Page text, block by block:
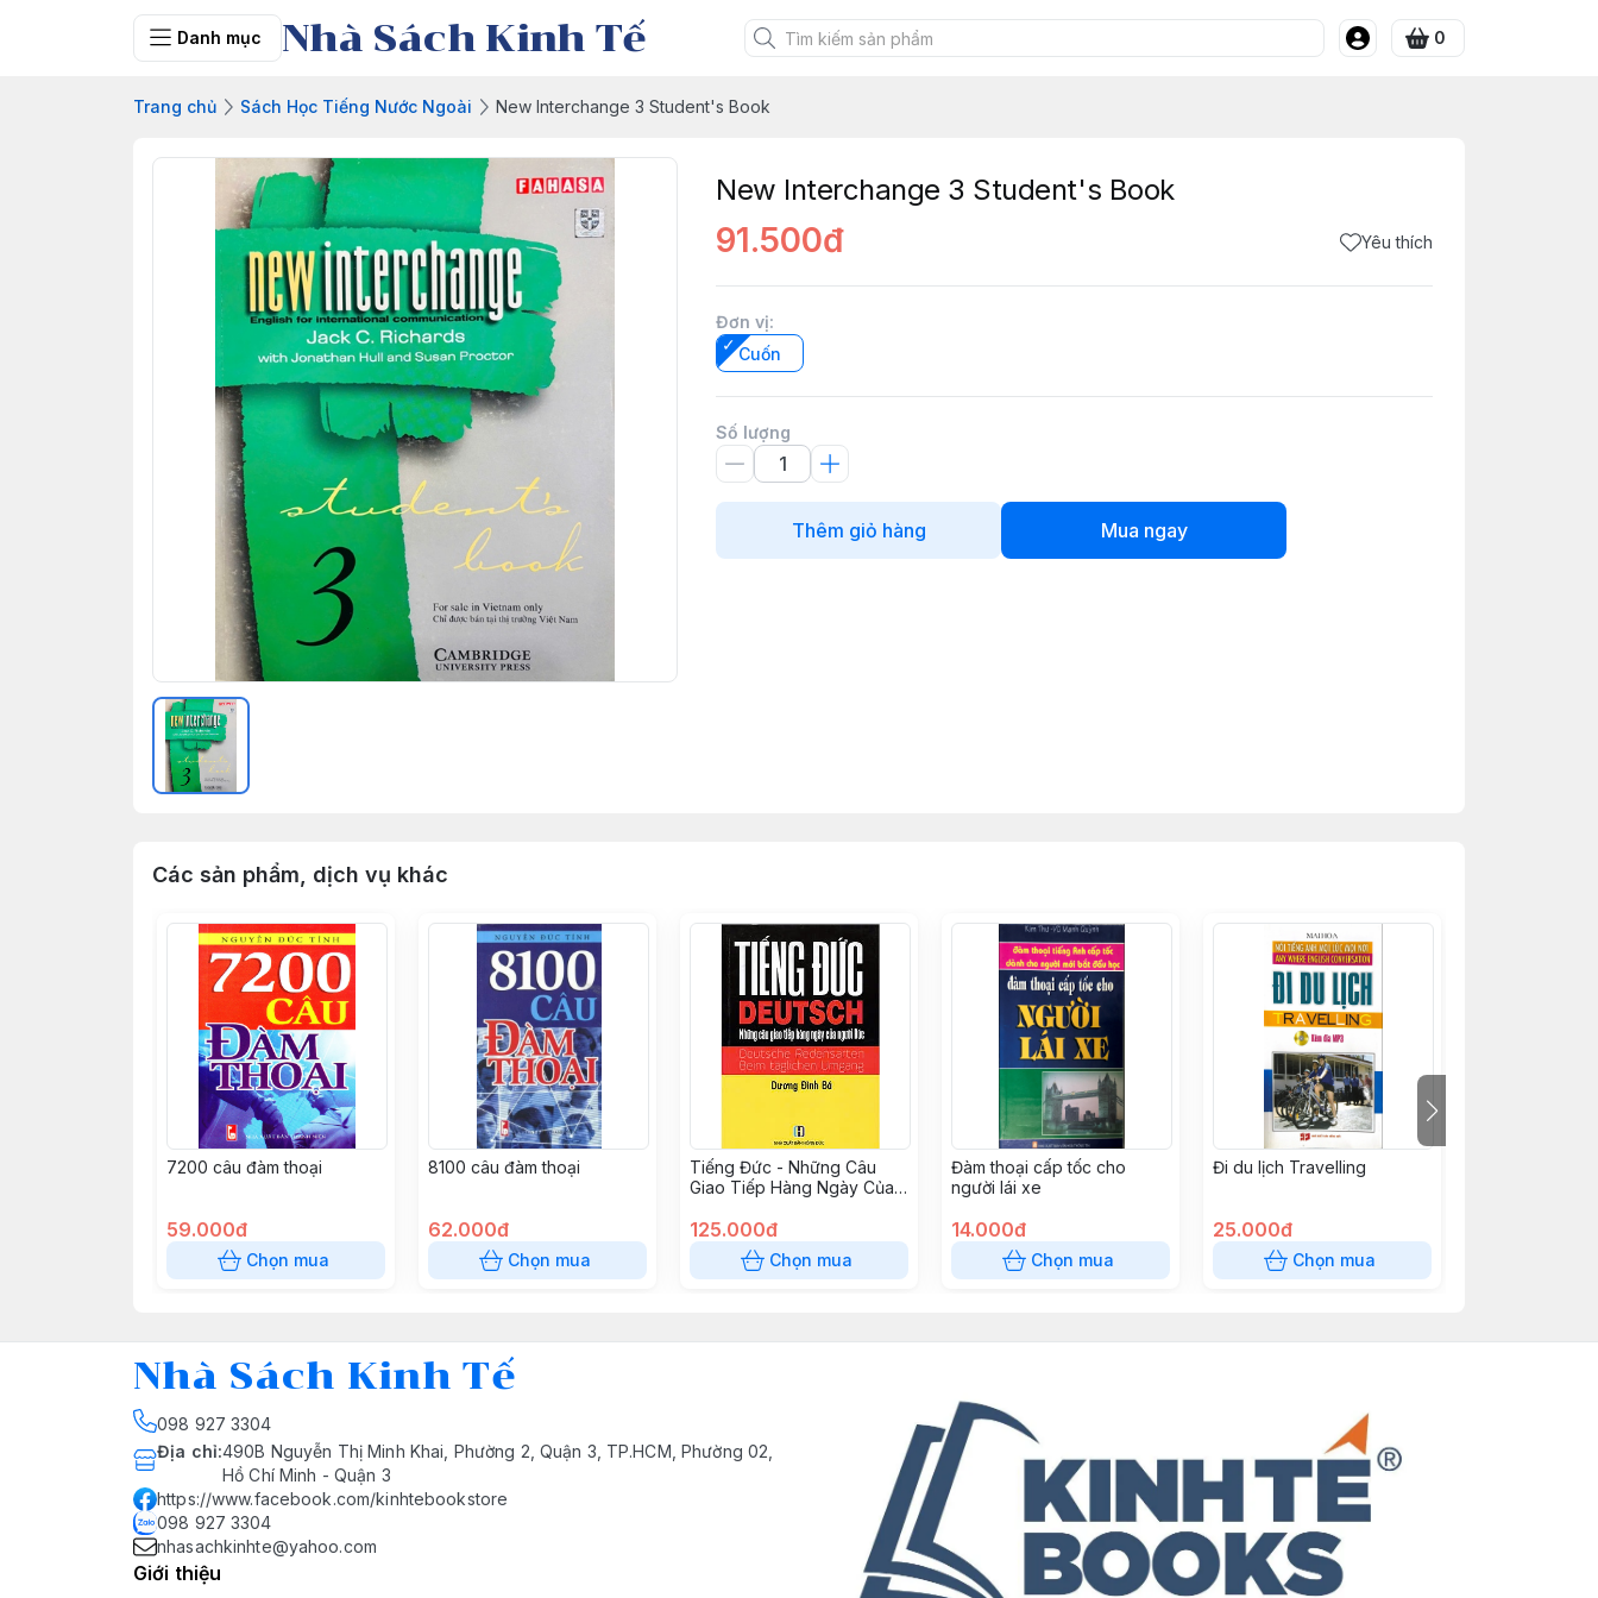
Danh mục Nhà Sách Kinh Tế 0
Trang chủ Sách Học Tiếng Nước Ngoài New Interchange 3 Student's Book
New Interchange 3 Student's Book
91.500đ Yêu thích
Đơn vị:
Cuốn
Số lượng
Thêm giỏ hàng Mua ngay
Các sản phẩm, dịch vụ khác
7200 câu đàm thoại
59.000đ
Chọn mua
8100 câu đàm thoại
62.000đ
Chọn mua
Tiếng Đức - Những Câu
Giao Tiếp Hàng Ngày Của
125.000đ
Chọn mua
Đàm thoại cấp tốc cho
người lái xe
14.000đ
Chọn mua
Đi du lịch Travelling
25.000đ
Chọn mua
Nhà Sách Kinh Tế
098 927 3304
Địa chỉ:490B Nguyễn Thị Minh Khai, Phường 2, Quận 3, TP.HCM, Phường 02,
Hồ Chí Minh - Quận 3
https://www.facebook.com/kinhtebookstore
098 927 3304
nhasachkinhte@yahoo.com
Giới thiệu